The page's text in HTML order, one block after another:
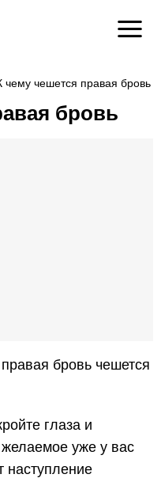
чему чешется правая бровь
бровь
бровь чешется
глаза и
уже у вас
наступление